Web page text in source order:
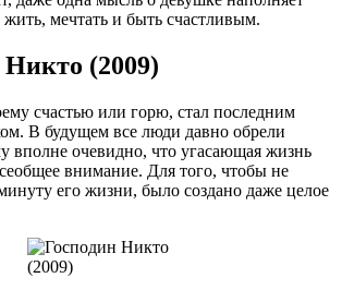
мечтать и быть счастливым.
Никто (2009)
счастью или горю, стал последним
В будущем все люди давно обрели
вполне очевидно, что угасающая жизнь
внимание. Для того, чтобы не
его жизни, было создано даже целое